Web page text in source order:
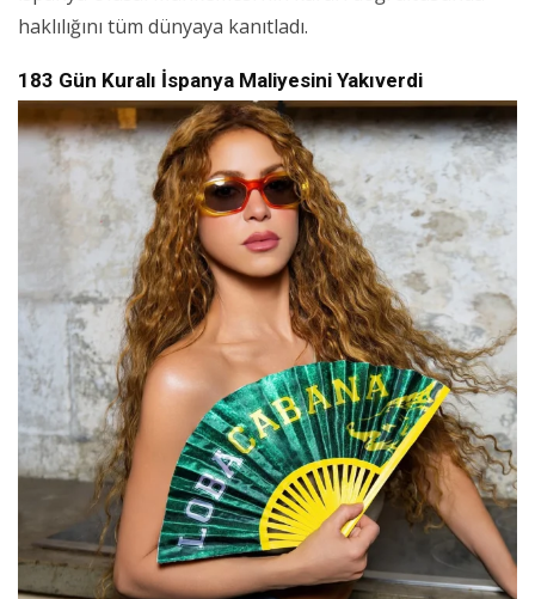
haklılığını tüm dünyaya kanıtladı.
183 Gün Kuralı İspanya Maliyesini Yakıverdi